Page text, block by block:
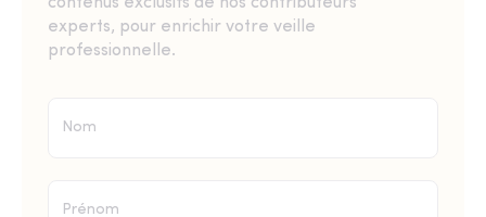
experts, pour enrichir votre veille
professionnelle.